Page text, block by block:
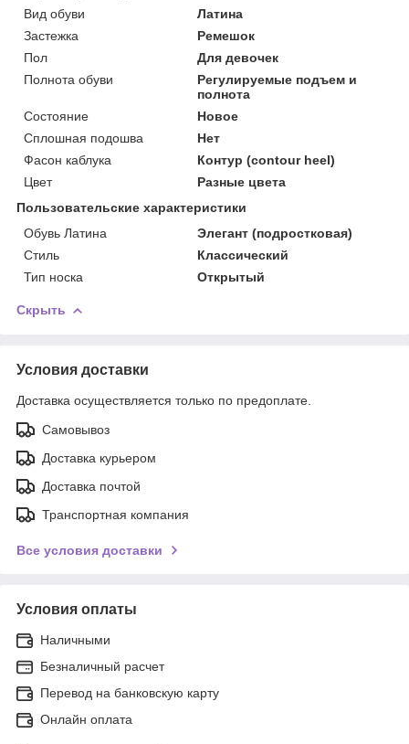
Вид обуви
Латина
Застежка
Ремешок
Пол
Для девочек
Полнота обуви
Регулируемые подъем и
полнота
Состояние
Новое
Сплошная подошва
Нет
Фасон каблука
Контур (contour heel)
Цвет
Разные цвета
Пользовательские характеристики
Обувь Латина
Элегант (подростковая)
Стиль
Классический
Тип носка
Открытый
Скрыть
Условия доставки
Доставка осуществляется только по предоплате.
Самовывоз
Доставка курьером
Доставка почтой
Транспортная компания
Все условия доставки
Условия оплаты
Наличными
Безналичный расчет
Перевод на банковскую карту
Онлайн оплата